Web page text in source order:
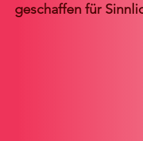
geschaffen für